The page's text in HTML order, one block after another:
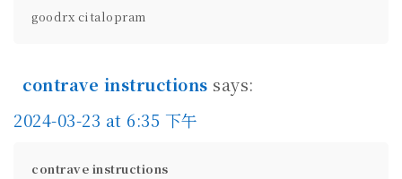
goodrx citalopram
contrave instructions says:
2024-03-23 at 6:35 下午
contrave instructions